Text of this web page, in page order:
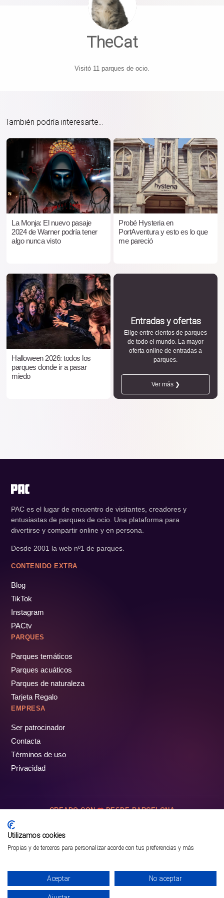
TheCat
Visitó 11 parques de ocio.
También podría interesarte...
La Monja: El nuevo pasaje
2024 de Warner podría tener
algo nunca visto
Probé Hysteria en
PortAventura y esto es lo que
me pareció
Halloween 2026: todos los
parques donde ir a pasar
miedo
Entradas y ofertas
Elige entre cientos de parques
de todo el mundo. La mayor
oferta online de entradas a
parques.
Ver más ❯
PAC es el lugar de encuentro de visitantes, creadores y
entusiastas de parques de ocio. Una plataforma para
divertirse y compartir online y en persona.
Desde 2001 la web nº1 de parques.
CONTENIDO EXTRA
Blog
TikTok
Instagram
PACtv
PARQUES
Parques temáticos
Parques acuáticos
Parques de naturaleza
Tarjeta Regalo
EMPRESA
Ser patrocinador
Contacta
Términos de uso
Privacidad
CREADO CON DESDE BARCELONA
Utilizamos cookies
Propias y de terceros para personalizar acorde con tus preferencias y más
Aceptar No aceptar